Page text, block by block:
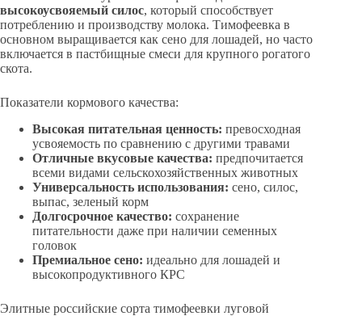
высокоусвояемый силос, который способствует
потреблению и производству молока. Тимофеевка в
основном выращивается как сено для лошадей, но часто
включается в пастбищные смеси для крупного рогатого
скота.
Показатели кормового качества:
Высокая питательная ценность: превосходная
усвояемость по сравнению с другими травами
Отличные вкусовые качества: предпочитается
всеми видами сельскохозяйственных животных
Универсальность использования: сено, силос,
выпас, зеленый корм
Долгосрочное качество: сохранение
питательности даже при наличии семенных
головок
Премиальное сено: идеально для лошадей и
высокопродуктивного КРС
Элитные российские сорта тимофеевки луговой